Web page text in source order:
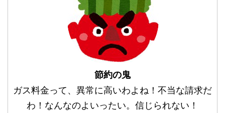
節約の鬼
ガス料金って、異常に高いわよね！不当な請求だ
わ！なんなのよいったい。信じられない！